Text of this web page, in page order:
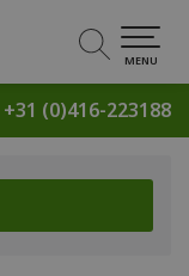
+31 (0)416-223188
MENU